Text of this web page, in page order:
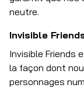
neutre.
Invisible
Invisible Friends
la façon dont
personnages